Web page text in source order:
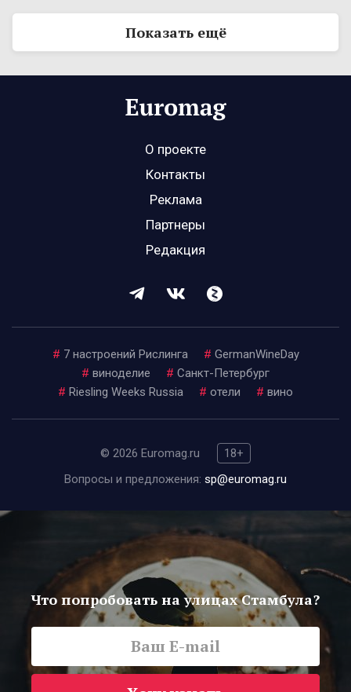
Показать ещё
О проекте
Контакты
Реклама
Партнеры
Редакция
# 7 настроений Рислинга # GermanWineDay
# виноделие # Санкт-Петербург
# Riesling Weeks Russia # отели # вино
© 2026 Euromag.ru
18+
Вопросы и предложения: sp@euromag.ru
Что попробовать на улицах Стамбула?